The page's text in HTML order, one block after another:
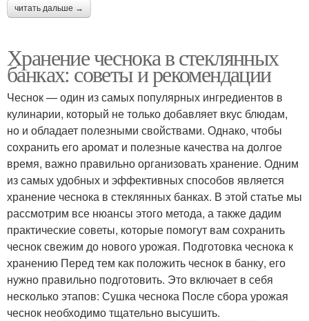
читать дальше →
Хранение чеснока в стеклянных
банках: советы и рекомендации
Чеснок — один из самых популярных ингредиентов в
кулинарии, который не только добавляет вкус блюдам,
но и обладает полезными свойствами. Однако, чтобы
сохранить его аромат и полезные качества на долгое
время, важно правильно организовать хранение. Одним
из самых удобных и эффективных способов является
хранение чеснока в стеклянных банках. В этой статье мы
рассмотрим все нюансы этого метода, а также дадим
практические советы, которые помогут вам сохранить
чеснок свежим до нового урожая. Подготовка чеснока к
хранению Перед тем как положить чеснок в банку, его
нужно правильно подготовить. Это включает в себя
несколько этапов: Сушка чеснока После сбора урожая
чеснок необходимо тщательно высушить.